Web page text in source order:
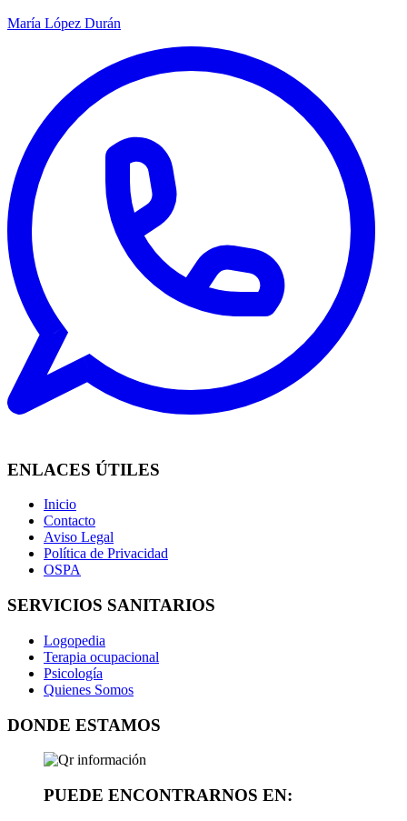
María López Durán
ENLACES ÚTILES
Inicio
Contacto
Aviso Legal
Política de Privacidad
OSPA
SERVICIOS SANITARIOS
Logopedia
Terapia ocupacional
Psicología
Quienes Somos
DONDE ESTAMOS
PUEDE ENCONTRARNOS EN: